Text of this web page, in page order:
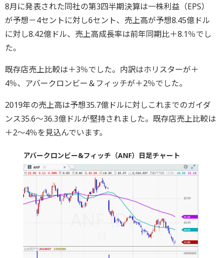
8月に発表された同社の第3四半期決算は一株利益（EPS）
が予想－4セントに対し6セント、売上高が予想8.45億ドル
に対し8.42億ドル、売上高成長率は前年同期比＋8.1％でし
た。
既存店売上比較は＋3％でした。内訳はホリスターが＋
4％、アバークロンビー＆フィッチが＋2％でした。
2019年の売上高は予想35.7億ドルに対しこれまでのガイダ
ンス35.6～36.3億ドルが堅持されました。既存店売上比較は
＋2～4％を見込んでいます。
アバークロンビー&フィッチ（ANF）日足チャート